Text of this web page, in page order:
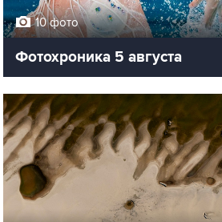
10 фото
Фотохроника 5 августа